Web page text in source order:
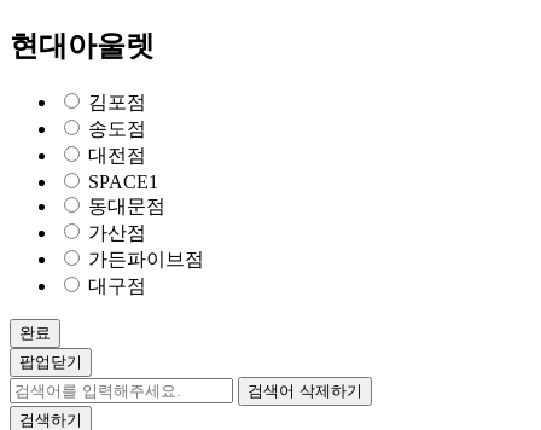
현대아울렛
김포점
송도점
대전점
SPACE1
동대문점
가산점
가든파이브점
대구점
완료
팝업닫기
검색어 삭제하기
검색하기